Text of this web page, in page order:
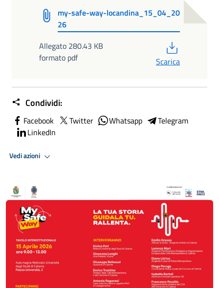
my-safe-way-locandina_15_04_20
26
Allegato 280.43 KB
formato pdf
Scarica
Condividi:
Facebook Twitter Whatsapp
Telegram
LinkedIn
Vedi azioni